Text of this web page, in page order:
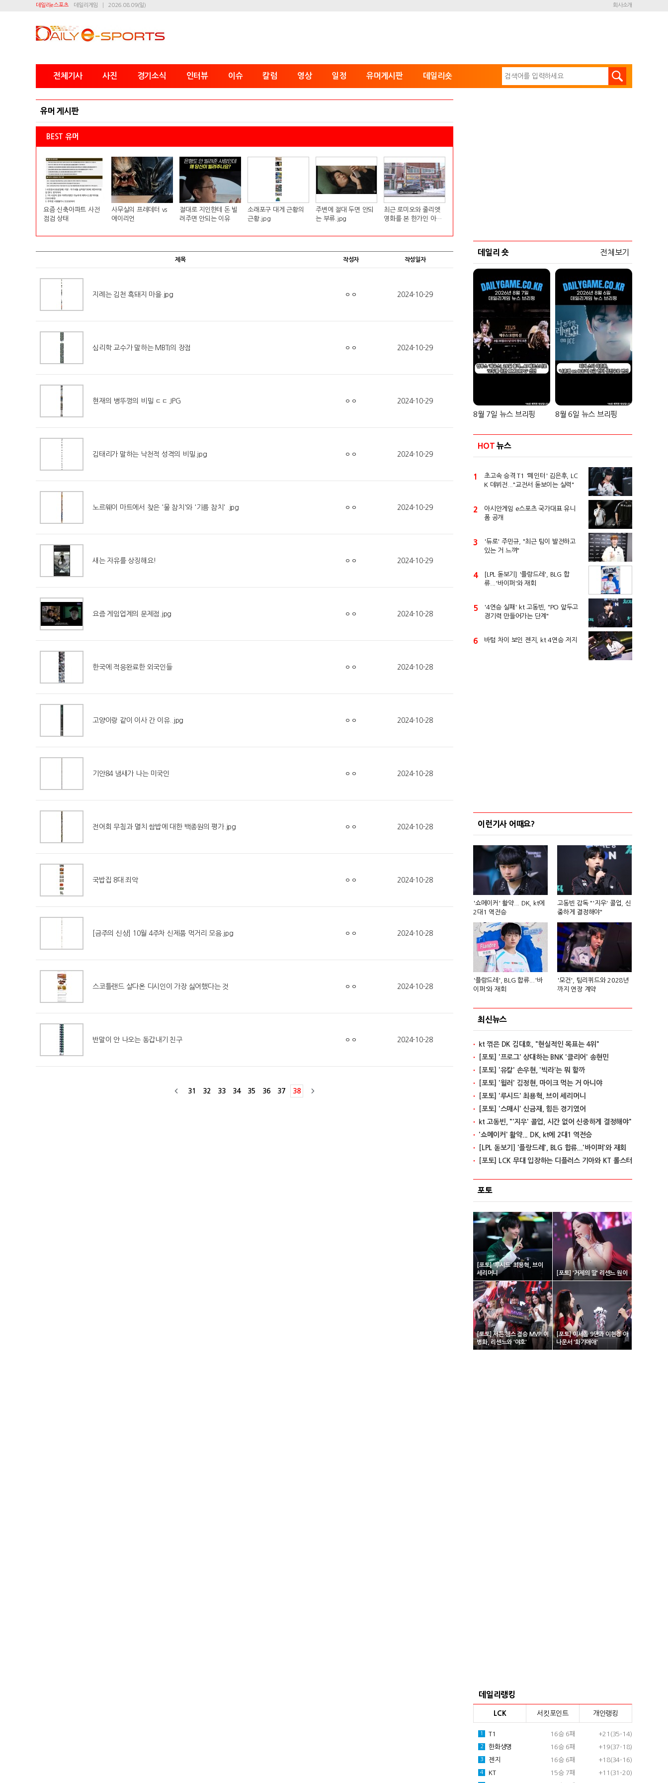
데일리e스포츠 데일리게임 2026.08.09(일) 회사소개
전체기사 사진 경기소식 인터뷰 이슈 칼럼 영상 일정 유머게시판 데일리숏
유머 게시판
BEST 유머
요즘 신축아파트 사전
점검 상태
사무실의 프레데터 vs
에이리언
절대로 지인한테 돈 빌
려주면 안되는 이유
소래포구 대게 근황의
근황.jpg
주변에 절대 두면 안되
는 부류.jpg
최근 로미오와 줄리엣
영화를 본 한가인 아들
제목 작성자 작성일자
지례는 김천 흑돼지 마을.jpg ㅇㅇ 2024-10-29
심리학 교수가 말하는 MBTI의 장점 ㅇㅇ 2024-10-29
현재의 병뚜껑의 비밀 ㄷㄷ.JPG ㅇㅇ 2024-10-29
김태리가 말하는 낙천적 성격의 비밀.jpg ㅇㅇ 2024-10-29
노르웨이 마트에서 찾은 '물 참치'와 '기름 참치' .jpg ㅇㅇ 2024-10-29
새는 자유를 상징해요! ㅇㅇ 2024-10-29
요즘 게임업계의 문제점.jpg ㅇㅇ 2024-10-28
한국에 적응완료한 외국인들 ㅇㅇ 2024-10-28
고양이랑 같이 이사 간 이유..jpg ㅇㅇ 2024-10-28
기안84 냄새가 나는 미국인 ㅇㅇ 2024-10-28
전어회 무침과 멸치 쌈밥에 대한 백종원의 평가.jpg ㅇㅇ 2024-10-28
국밥집 8대 죄악 ㅇㅇ 2024-10-28
[금주의 신상] 10월 4주차 신제품 먹거리 모음.jpg ㅇㅇ 2024-10-28
스코틀랜드 살다온 디시인이 가장 싫어했다는 것 ㅇㅇ 2024-10-28
반말이 안 나오는 동갑내기 친구 ㅇㅇ 2024-10-28
31 32 33 34 35 36 37 38
데일리 숏 전체보기
8월 7일 뉴스 브리핑 8월 6일 뉴스 브리핑
HOT 뉴스
1
초고속 승격 T1 '페인터' 김은후, LC
K 데뷔전..."교전서 돋보이는 실력"
2
아시안게임 e스포츠 국가대표 유니
폼 공개
3
'듀로' 주민규, "최근 팀이 발전하고
있는 거 느껴"
4
[LPL 돋보기] '플랑드레', BLG 합
류...'바이퍼'와 재회
5
'4연승 실패' kt 고동빈, "PO 앞두고
경기력 만들어가는 단계"
6 바텀 차이 보인 젠지, kt 4연승 저지
이런기사 어때요?
'쇼메이커' 활약... DK, kt에
2대1 역전승
고동빈 감독 "'지우' 콜업, 신
중하게 결정해야"
'플랑드레', BLG 합류...'바
이퍼'와 재회
'모건', 팀리퀴드와 2028년
까지 연장 계약
최신뉴스
kt 꺾은 DK 김대호, "현실적인 목표는 4위"
[포토] '프로그' 상대하는 BNK '클리어' 송현민
[포토] '유칼' 손우현, '빅라'는 뭐 할까
[포토] '윌러' 김정현, 마이크 먹는 거 아니야
[포토] '루시드' 최용혁, 브이 세리머니
[포토] '스매시' 신금재, 힘든 경기였어
kt 고동빈, "'지우' 콜업, 시간 없어 신중하게 결정해야"
'쇼메이커' 활약... DK, kt에 2대1 역전승
[LPL 돋보기] '플랑드레', BLG 합류...'바이퍼'와 재회
[포토] LCK 무대 입장하는 디플러스 기아와 KT 롤스터
포토
[포토] '루시드' 최용혁, 브이
세리머니
[포토] '거제의 딸' 리센느 원이
[포토] 서든 챔스 결승 MVP 이
병화, 리센느와 '야호'
[포토] 이세돌 9단과 이현경 아
나운서 '화기애애'
데일리랭킹
LCK 서킷포인트 개인랭킹
1 T1 16승 6패 +21(35-14)
2 한화생명 16승 6패 +19(37-18)
3 젠지 16승 6패 +18(34-16)
4 KT 15승 7패 +11(31-20)